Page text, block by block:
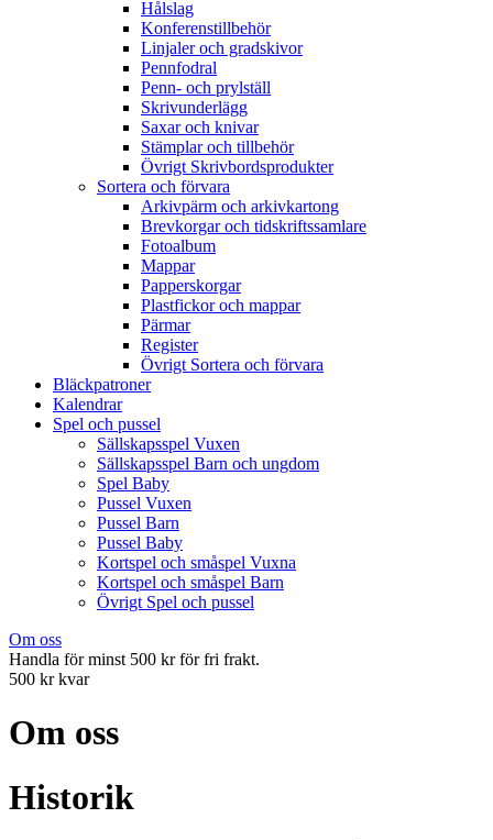
Hålslag
Konferenstillbehör
Linjaler och gradskivor
Pennfodral
Penn- och prylställ
Skrivunderlägg
Saxar och knivar
Stämplar och tillbehör
Övrigt Skrivbordsprodukter
Sortera och förvara
Arkivpärm och arkivkartong
Brevkorgar och tidskriftssamlare
Fotoalbum
Mappar
Papperskorgar
Plastfickor och mappar
Pärmar
Register
Övrigt Sortera och förvara
Bläckpatroner
Kalendrar
Spel och pussel
Sällskapsspel Vuxen
Sällskapsspel Barn och ungdom
Spel Baby
Pussel Vuxen
Pussel Barn
Pussel Baby
Kortspel och småspel Vuxna
Kortspel och småspel Barn
Övrigt Spel och pussel
Om oss
Handla för minst 500 kr för fri frakt.
500 kr kvar
Om oss
Historik